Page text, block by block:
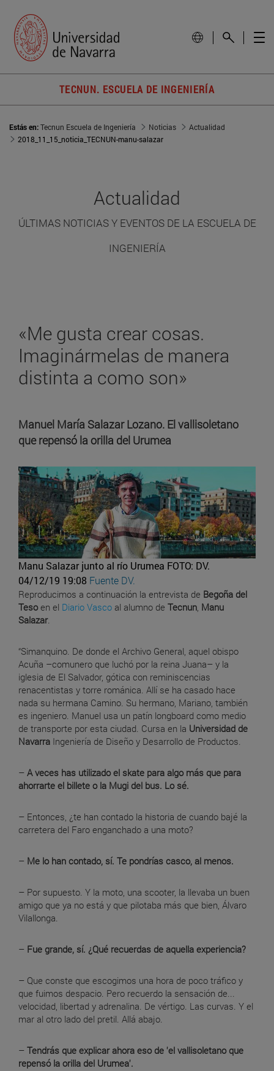
TECNUN. ESCUELA DE INGENIERÍA
Estás en:Tecnun Escuela de Ingeniería Noticias
Actualidad
2018_11_15_noticia_TECNUN-manu-salazar
Actualidad
ÚLTIMAS NOTICIAS Y EVENTOS DE LA ESCUELA DE
INGENIERÍA
«Me gusta crear cosas.
Imaginármelas de manera
distinta a como son»
Manuel María Salazar Lozano. El vallisoletano
que repensó la orilla del Urumea
Manu Salazar junto al río Urumea FOTO: DV.
04/12/19 19:08 Fuente DV.
Reproducimos a continuación la entrevista de Begoña del
Tesoen el Diario Vasco al alumno de Tecnun, Manu
Salazar.
“Simanquino. De donde el Archivo General, aquel obispo
Acuña –comunero que luchó por la reina Juana– y la
iglesia de El Salvador, gótica con reminiscencias
renacentistas y torre románica. Allí se ha casado hace
nada su hermana Camino. Su hermano, Mariano, también
es ingeniero. Manuel usa un patín longboard como medio
de transporte por esta ciudad. Cursa en la Universidad de
Navarra Ingeniería de Diseño y Desarrollo de Productos.
– A veces has utilizado el skate para algo más que para
ahorrarte el billete o la Mugi del bus. Lo sé.
– Entonces, ¿te han contado la historia de cuando bajé la
carretera del Faro enganchado a una moto?
– Me lo han contado, sí. Te pondrías casco, al menos.
– Por supuesto. Y la moto, una scooter, la llevaba un buen
amigo que ya no está y que pilotaba más que bien, Álvaro
Vilallonga.
– Fue grande, sí. ¿Qué recuerdas de aquella experiencia?
– Que conste que escogimos una hora de poco tráfico y
que fuimos despacio. Pero recuerdo la sensación de...
velocidad, libertad y adrenalina. De vértigo. Las curvas. Y el
mar al otro lado del pretil. Allá abajo.
– Tendrás que explicar ahora eso de 'el vallisoletano que
repensó la orilla del Urumea'.